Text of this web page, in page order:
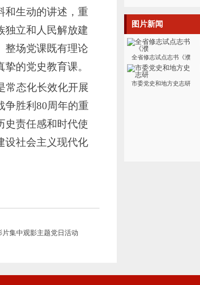
和生动的讲述，重
独立和人民解放建
整场党课既有理论
的党史教育课。
常态化长效化开展
争胜利 80周年的重
史责任感和时代使
设社会主义现代化
集中观影主题党日活动
图片新闻
全省修志试点志书《濮
市委党史和地方史志研